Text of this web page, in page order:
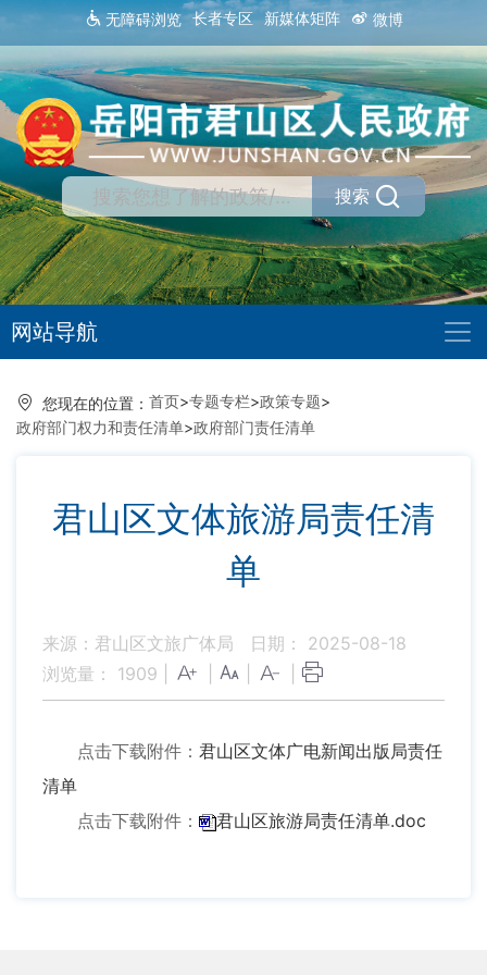
无障碍浏览 长者专区 新媒体矩阵 微博
搜索
网站导航
您现在的位置： 首页>专题专栏>政策专题>
政府部门权力和责任清单>政府部门责任清单
君山区文体旅游局责任清
单
来源：君山区文旅广体局
日期： 2025-08-18
浏览量： 1909
点击下载附件： 君山区文体广电新闻出版局责任
清单
点击下载附件：
君山区旅游局责任清单.doc